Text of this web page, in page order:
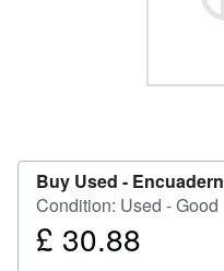
Buy Used -
Condition: Used - Good
Price
£ 30.88